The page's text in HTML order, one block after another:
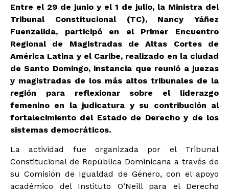
Entre el 29 de junio y el 1 de julio, la Ministra del
Tribunal Constitucional (TC), Nancy Yáñez
Fuenzalida, participó en el Primer Encuentro
Regional de Magistradas de Altas Cortes de
América Latina y el Caribe, realizado en la ciudad
de Santo Domingo, instancia que reunió a juezas
y magistradas de los más altos tribunales de la
región para reflexionar sobre el liderazgo
femenino en la judicatura y su contribución al
fortalecimiento del Estado de Derecho y de los
sistemas democráticos.
La actividad fue organizada por el Tribunal
Constitucional de República Dominicana a través de
su Comisión de Igualdad de Género, con el apoyo
académico del Instituto O’Neill para el Derecho